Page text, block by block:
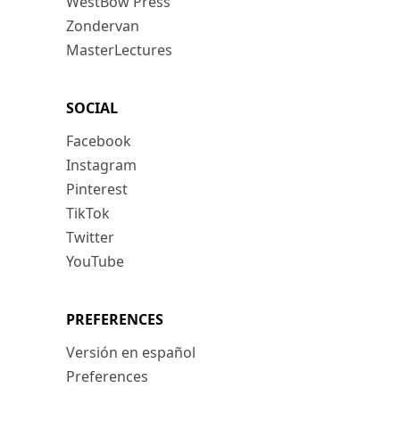
Zondervan
MasterLectures
SOCIAL
Facebook
Instagram
Pinterest
TikTok
Twitter
YouTube
PREFERENCES
Versión en español
Preferences